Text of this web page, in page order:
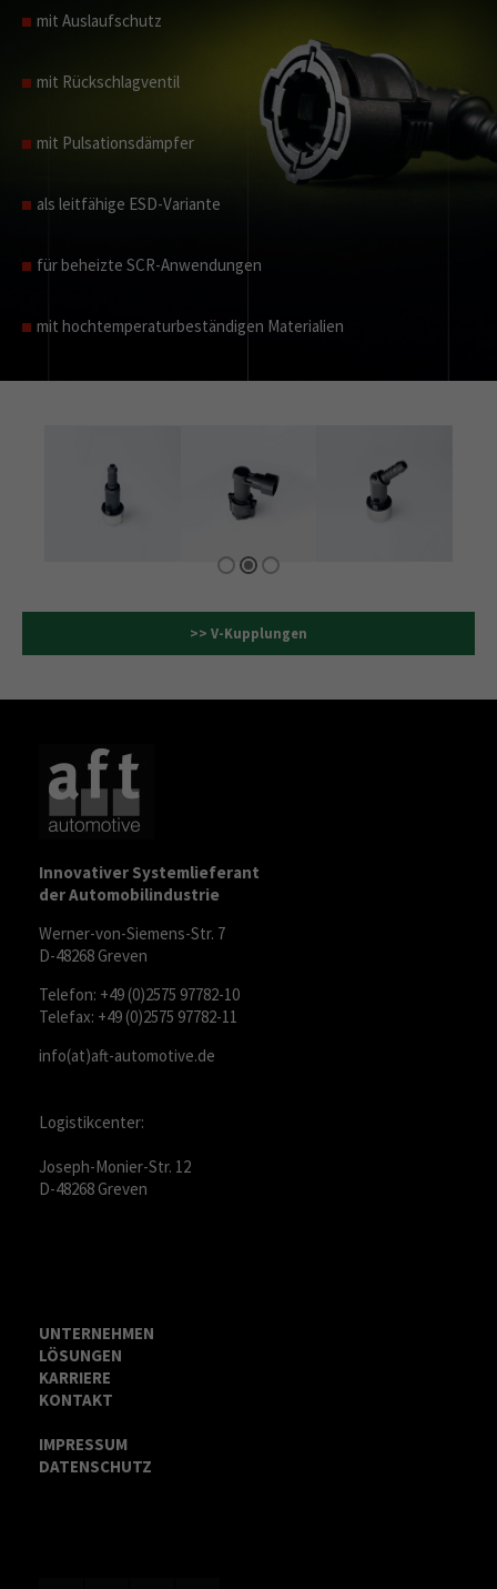
mit Auslaufschutz
mit Rückschlagventil
mit Pulsationsdämpfer
als leitfähige ESD-Variante
für beheizte SCR-Anwendungen
mit hochtemperaturbeständigen Materialien
mit darauf abgestimmten Verbindungsstutzen
>> V-Kupplungen
Innovativer Systemlieferant
der Automobilindustrie
Werner-von-Siemens-Str. 7
D-48268 Greven
Telefon: +49 (0)2575 97782-10
Telefax: +49 (0)2575 97782-11
info(at)aft-automotive.de
Logistikcenter:
Joseph-Monier-Str. 12
D-48268 Greven
UNTERNEHMEN
LÖSUNGEN
KARRIERE
KONTAKT
IMPRESSUM
DATENSCHUTZ